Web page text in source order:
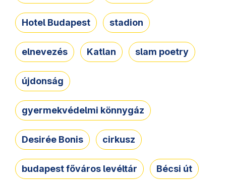
Hotel Budapest stadion
elnevezés Katlan slam poetry
újdonság
gyermekvédelmi könnygáz
Desirée Bonis cirkusz
budapest főváros levéltár Bécsi út